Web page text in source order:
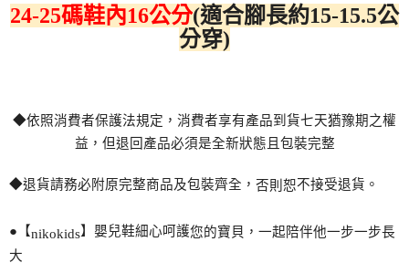
24-25碼鞋內16公分(適合腳長約15-15.5公
分穿)
◆依照消費者保護法規定，消費者享有產品到貨七天猶豫期之權
益，但退回 產品必須是全新狀態且包裝完整
◆退貨請務必附原完整商品及包裝齊全， 否則恕不接受退貨。
●【nikokids】嬰兒鞋細心呵護您的寶貝，一起陪伴他一步一步長
大